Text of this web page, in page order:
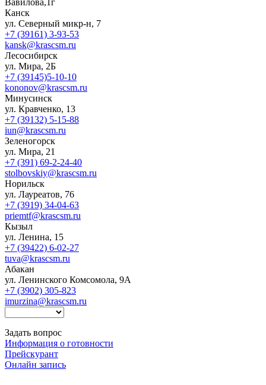
Канск
ул. Северный микр-н, 7
+7 (39161) 3-93-53
kansk@krascsm.ru
Лесосибирск
ул. Мира, 2Б
+7 (39145)5-10-10
kononov@krascsm.ru
Минусинск
ул. Кравченко, 13
+7 (39132) 5-15-88
iun@krascsm.ru
Зеленогорск
ул. Мира, 21
+7 (391) 69-2-24-40
stolbovskiy@krascsm.ru
Норильск
ул. Лауреатов, 76
+7 (3919) 34-04-63
priemtf@krascsm.ru
Кызыл
ул. Ленина, 15
+7 (39422) 6-02-27
tuva@krascsm.ru
Абакан
ул. Ленинского Комсомола, 9А
+7 (3902) 305-823
imurzina@krascsm.ru
Задать вопрос
Информация о готовности
Прейскурант
Онлайн запись